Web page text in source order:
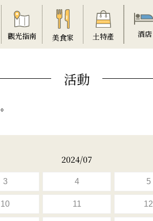
觀光指南 美食家 土特產 酒店
活動
2024/07
3 4 5
10 11 12